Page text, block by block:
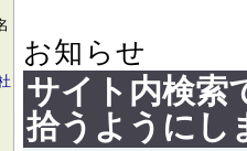
お知らせ
サイト内検索
拾うようにし